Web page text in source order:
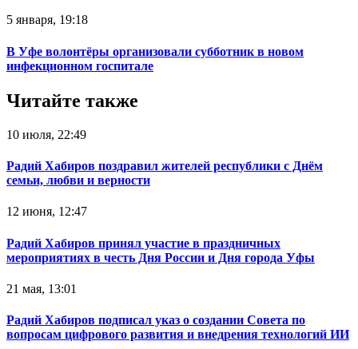
5 января, 19:18
В Уфе волонтёры организовали субботник в новом
инфекционном госпитале
Читайте также
10 июля, 22:49
Радий Хабиров поздравил жителей республики с Днём
семьи, любви и верности
12 июня, 12:47
Радий Хабиров принял участие в праздничных
мероприятиях в честь Дня России и Дня города Уфы
21 мая, 13:01
Радий Хабиров подписал указ о создании Совета по
вопросам цифрового развития и внедрения технологий ИИ